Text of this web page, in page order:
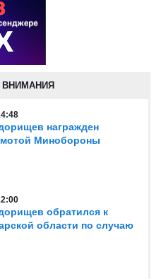
ВНИМАНИЯ
награжден
Минобороны
обратился к
области по случаю